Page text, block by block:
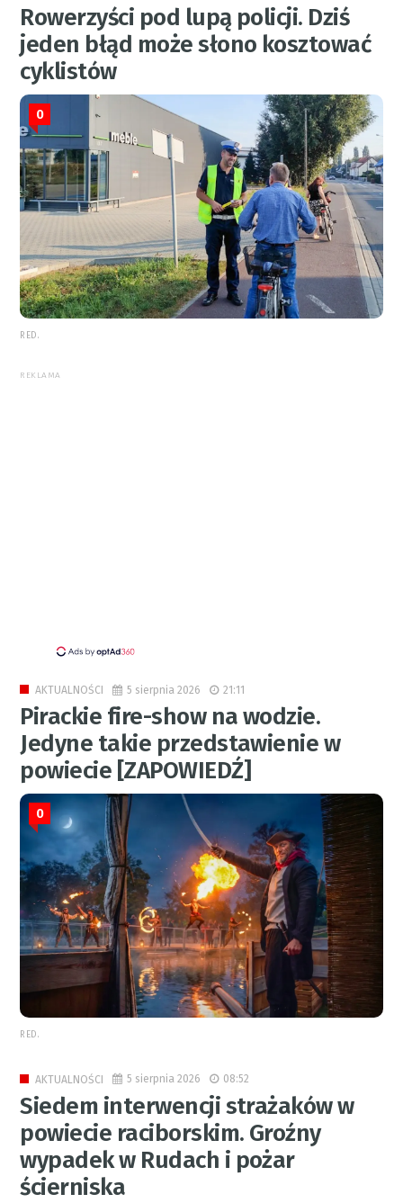
Rowerzyści pod lupą policji. Dziś
jeden błąd może słono kosztować
cyklistów
0
RED.
REKLAMA
AKTUALNOŚCI 5 sierpnia 2026 21:11
Pirackie fire-show na wodzie.
Jedyne takie przedstawienie w
powiecie [ZAPOWIEDŹ]
0
RED.
AKTUALNOŚCI 5 sierpnia 2026 08:52
Siedem interwencji strażaków w
powiecie raciborskim. Groźny
wypadek w Rudach i pożar
ścierniska